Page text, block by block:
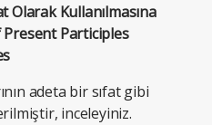
Olarak Kullanılmasına
Participles
adeta bir sıfat gibi
inceleyiniz.